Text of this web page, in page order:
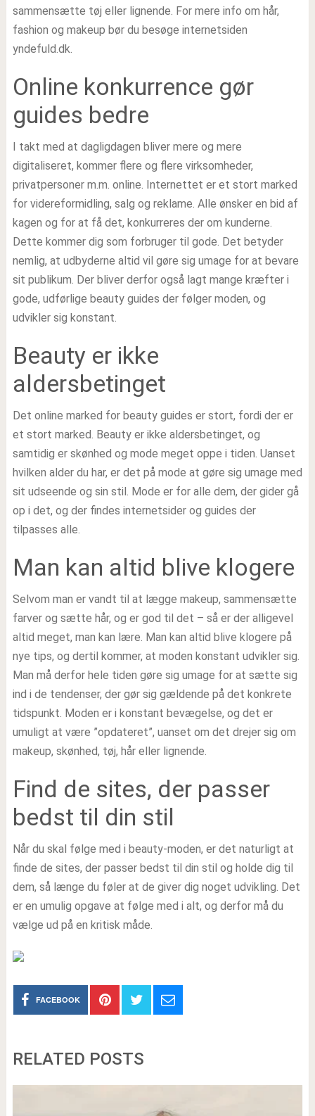
sammensætte tøj eller lignende. For mere info om hår,
fashion og makeup bør du besøge internetsiden
yndefuld.dk.
Online konkurrence gør
guides bedre
I takt med at dagligdagen bliver mere og mere
digitaliseret, kommer flere og flere virksomheder,
privatpersoner m.m. online. Internettet er et stort marked
for videreformidling, salg og reklame. Alle ønsker en bid af
kagen og for at få det, konkurreres der om kunderne.
Dette kommer dig som forbruger til gode. Det betyder
nemlig, at udbyderne altid vil gøre sig umage for at bevare
sit publikum. Der bliver derfor også lagt mange kræfter i
gode, udførlige beauty guides der følger moden, og
udvikler sig konstant.
Beauty er ikke
aldersbetinget
Det online marked for beauty guides er stort, fordi der er
et stort marked. Beauty er ikke aldersbetinget, og
samtidig er skønhed og mode meget oppe i tiden. Uanset
hvilken alder du har, er det på mode at gøre sig umage med
sit udseende og sin stil. Mode er for alle dem, der gider gå
op i det, og der findes internetsider og guides der
tilpasses alle.
Man kan altid blive klogere
Selvom man er vandt til at lægge makeup, sammensætte
farver og sætte hår, og er god til det – så er der alligevel
altid meget, man kan lære. Man kan altid blive klogere på
nye tips, og dertil kommer, at moden konstant udvikler sig.
Man må derfor hele tiden gøre sig umage for at sætte sig
ind i de tendenser, der gør sig gældende på det konkrete
tidspunkt. Moden er i konstant bevægelse, og det er
umuligt at være ”opdateret”, uanset om det drejer sig om
makeup, skønhed, tøj, hår eller lignende.
Find de sites, der passer
bedst til din stil
Når du skal følge med i beauty-moden, er det naturligt at
finde de sites, der passer bedst til din stil og holde dig til
dem, så længe du føler at de giver dig noget udvikling. Det
er en umulig opgave at følge med i alt, og derfor må du
vælge ud på en kritisk måde.
FACEBOOK
RELATED POSTS